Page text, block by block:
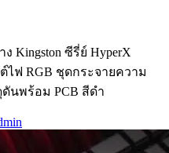
Kingston ซีรี่ย์ HyperX
ไฟ RGB ชุดกระจายความ
นพร้อม PCB สีดำ